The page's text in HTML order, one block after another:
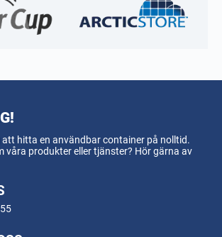
att hitta en användbar container på nolltid.
våra produkter eller tjänster? Hör gärna av